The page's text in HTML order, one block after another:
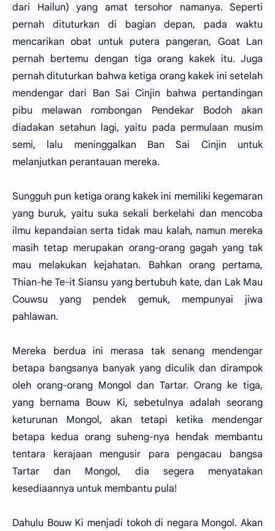
dari Hailun) yang amat tersohor namanya. Seperti
pernah dituturkan di bagian depan, pada waktu
mencarikan obat untuk putera pangeran, Goat Lan
pernah bertemu dengan tiga orang kakek itu. Juga
pernah dituturkan bahwa ketiga orang kakek ini setelah
mendengar dari Ban Sai Cinjin bahwa pertandingan
pibu melawan rombongan Pendekar Bodoh akan
diadakan setahun lagi, yaitu pada permulaan musim
semi, lalu meninggalkan Ban Sai Cinjin untuk
melanjutkan perantauan mereka.
Sungguh pun ketiga orang kakek ini memiliki kegemaran
yang buruk, yaitu suka sekali berkelahi dan mencoba
ilmu kepandaian serta tidak mau kalah, namun mereka
masih tetap merupakan orang-orang gagah yang tak
mau melakukan kejahatan. Bahkan orang pertama,
Thian-he Te-it Siansu yang bertubuh kate, dan Lak Mau
Couwsu yang pendek gemuk, mempunyai jiwa
pahlawan.
Mereka berdua ini merasa tak senang mendengar
betapa bangsanya banyak yang diculik dan dirampok
oleh orang-orang Mongol dan Tartar. Orang ke tiga,
yang bernama Bouw Ki, sebetulnya adalah seorang
keturunan Mongol, akan tetapi ketika mendengar
betapa kedua orang suheng-nya hendak membantu
tentara kerajaan mengusir para pengacau bangsa
Tartar dan Mongol, dia segera menyatakan
kesediaannya untuk membantu pula!
Dahulu Bouw Ki menjadi tokoh di negara Mongol. Akan